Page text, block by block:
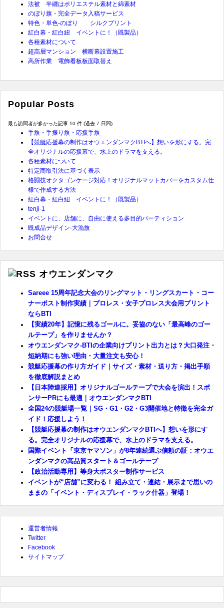
法被 半纏はポリエステル素材と綿素材
のぼり旗・完全データ入稿サービス
特色・単色-のぼり シルクプリント
紅白幕・紅白紐 イベントに！（既製品）
各種素材について
超高層マンション 横断幕設置施工
高所作業 電飾看板板面取替え
Popular Posts
最も訪問者が多かった記事 10 件 (過去 7 日間)
手旗・手振り旗・応援手旗
【競艇応援幕の制作はオウエンダンマクBTIへ】想いを形にする。完
全オリジナルの応援幕で、水上のドラマを支える。
各種素材について
特定商取引法に基づく表示
格闘技オクタゴンケージ対応！オリジナルマットカバーをカスタム仕
様で作成する方法
紅白幕・紅白紐 イベントに！（既製品）
tenji-1
イベントに、店舗に、自由に使える多目的パーティション
既成品デザイン-大漁旗
お問合せ
オウエンダンマク
Sareee 15周年記念大会のリングマット・リングスカート・コー
ナーポスト制作実績｜プロレス・女子プロレス大会用プリント
ならBTI
【実績20年】記憶に残るゴールに。妥協のない「最高峰のゴー
ルテープ」を作りませんか？
オウエンダンマク-BTIの企業向けプリント出力とは？大口発注・
短納期にも強い理由・大量注文も安心！
競艇応援幕の作り方ガイド｜サイズ・素材・送り方・掲出手順
を徹底解説まとめ
【日本陸連採用】オリジナルゴールテープで大会を演出！スポ
ンサーPRにも最適｜オウエンダンマクBTI
全国24の競艇場一覧｜SG・G1・G2・G3開催地と特徴を完全ガ
イド！応援しよう！
【競艇応援幕の制作はオウエンダンマクBTIへ】想いを形にす
る。完全オリジナルの応援幕で、水上のドラマを支える。
国際イベント「東京ヤマソン」が8年連続選ぶ信頼の証：オウエ
ンダンマクの高品質スタート＆ゴールテープ
【政治活動専用】等身大ポスター制作サービス
イベントが“店舗”に変わる！ 組み立て・連結・展示まで思いの
ままの「イベント・ディスプレイ・ラック什器」登場！
運営者情報
Twitter
Facebook
サイトマップ